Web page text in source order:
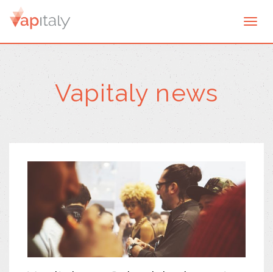
Vapitaly news